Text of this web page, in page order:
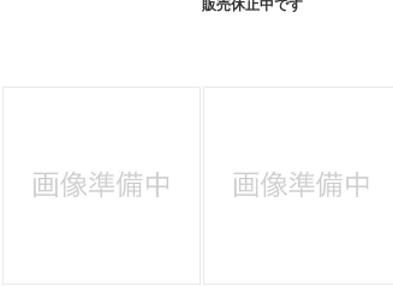
販売休止中です